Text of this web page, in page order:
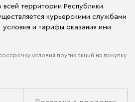
всей территории Республики
курьерскими службами
условия и тарифы оказания ими
условия других акций на покупку